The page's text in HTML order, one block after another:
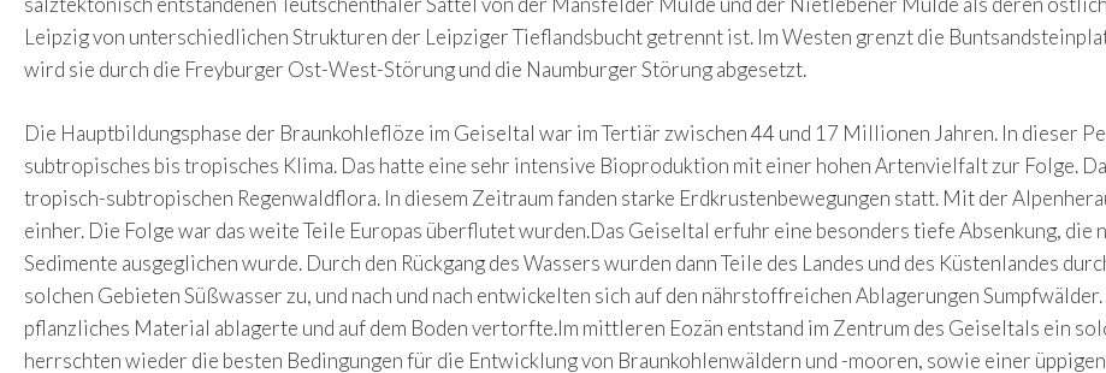
Leipzig von unterschiedlichen Strukturen der Leipziger Tieflandsbucht getrennt ist. Im Westen grenzt die
wird sie durch die Freyburger Ost-West-Störung und die Naumburger Störung abgesetzt.
Die Hauptbildungsphase der Braunkohleflöze im Geiseltal war im Tertiär zwischen 44 und 17 Millionen Jahren. In dieser
subtropisches bis tropisches Klima. Das hatte eine sehr intensive Bioproduktion mit einer hohen Artenvielfalt zur Folge.
tropisch-subtropischen Regenwaldflora. In diesem Zeitraum fanden starke Erdkrustenbewegungen statt. Mit der
einher. Die Folge war das weite Teile Europas überflutet wurden.Das Geiseltal erfuhr eine besonders tiefe Absenkung, die
Sedimente ausgeglichen wurde. Durch den Rückgang des Wassers wurden dann Teile des Landes und des Küstenlandes
solchen Gebieten Süßwasser zu, und nach und nach entwickelten sich auf den nährstoffreichen Ablagerungen
pflanzliches Material ablagerte und auf dem Boden vertorfte.Im mittleren Eozän entstand im Zentrum des Geiseltals ein
herrschten wieder die besten Bedingungen für die Entwicklung von Braunkohlenwäldern und -mooren, sowie einer